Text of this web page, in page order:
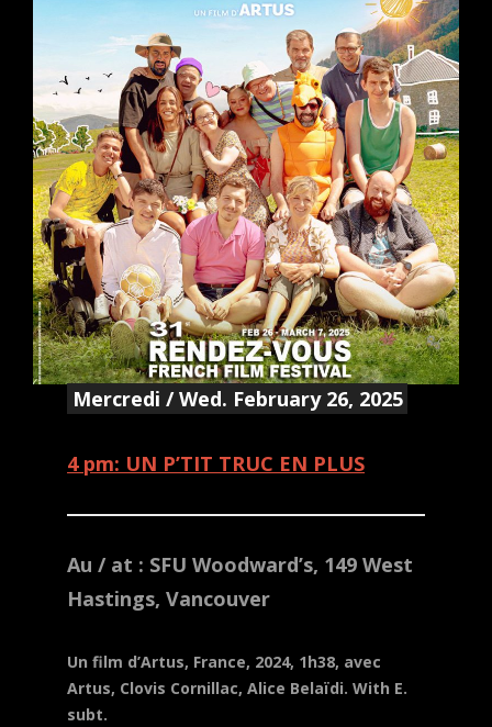
Mercredi / Wed. February 26, 2025
4 pm: UN P’TIT TRUC EN PLUS
Au / at : SFU Woodward’s, 149 West
Hastings, Vancouver
Un film d’Artus, France, 2024, 1h38, avec
Artus, Clovis Cornillac, Alice Belaïdi. With E.
subt.